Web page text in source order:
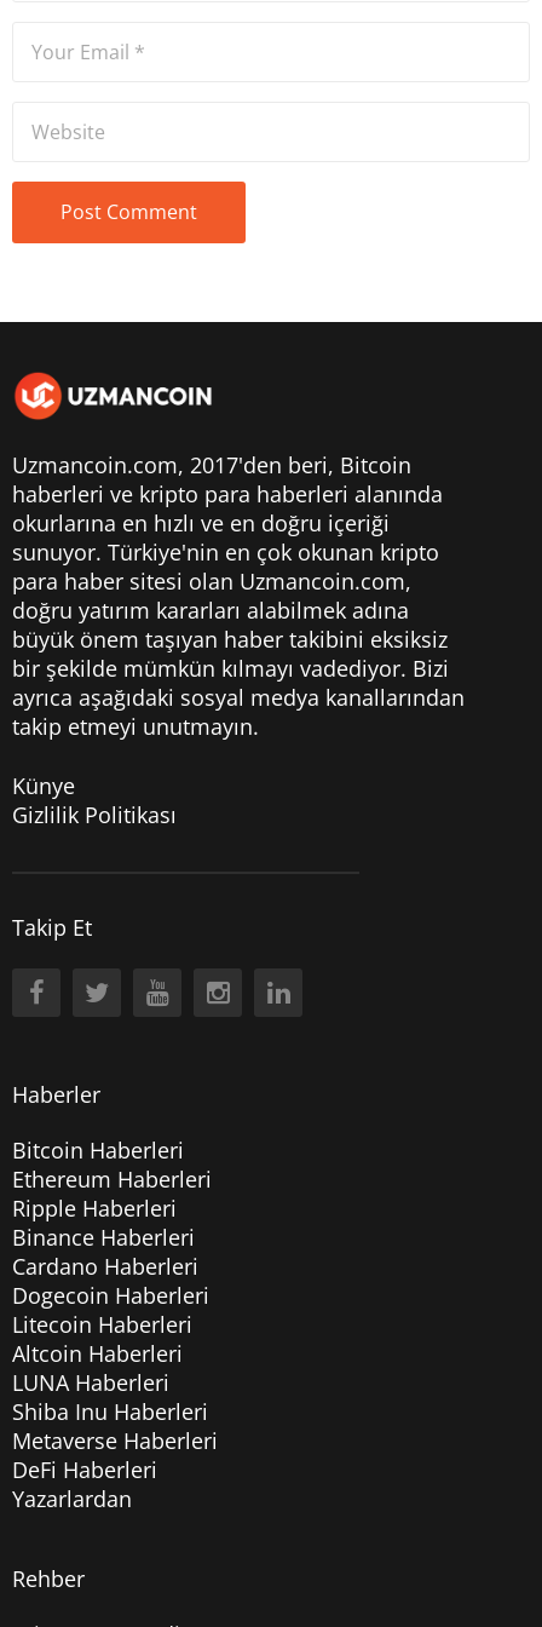
Uzmancoin.com, 2017'den beri, Bitcoin
haberleri ve kripto para haberleri alanında
okurlarına en hızlı ve en doğru içeriği
sunuyor. Türkiye'nin en çok okunan kripto
para haber sitesi olan Uzmancoin.com,
doğru yatırım kararları alabilmek adına
büyük önem taşıyan haber takibini eksiksiz
bir şekilde mümkün kılmayı vadediyor. Bizi
ayrıca aşağıdaki sosyal medya kanallarından
takip etmeyi unutmayın.
Künye
Gizlilik Politikası
Takip Et
Haberler
Bitcoin Haberleri
Ethereum Haberleri
Ripple Haberleri
Binance Haberleri
Cardano Haberleri
Dogecoin Haberleri
Litecoin Haberleri
Altcoin Haberleri
LUNA Haberleri
Shiba Inu Haberleri
Metaverse Haberleri
DeFi Haberleri
Yazarlardan
Rehber